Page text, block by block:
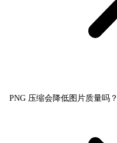
PNG 压缩会降低图片质量吗？